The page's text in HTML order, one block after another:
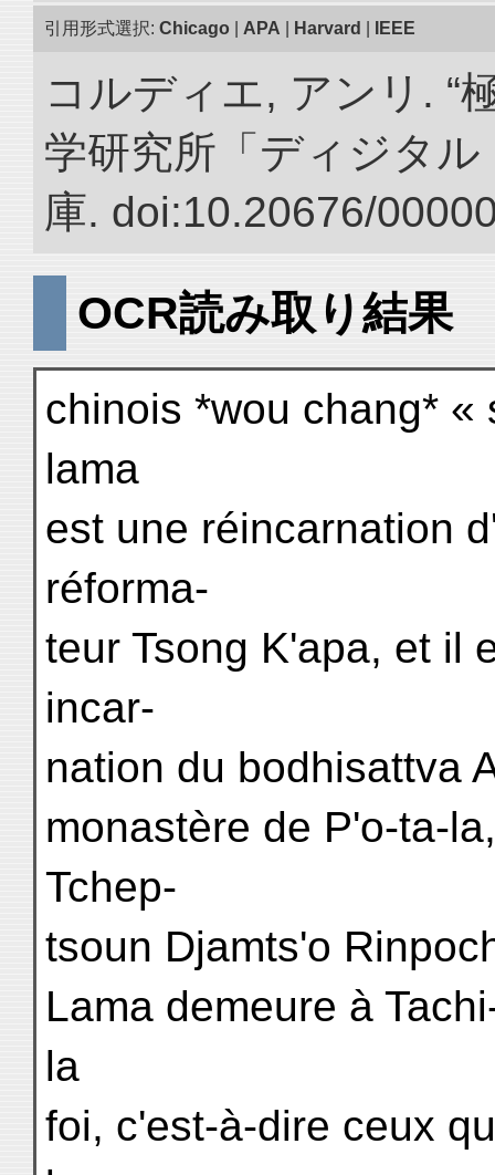
引用形式選択: Chicago APA Harvard IEEE
コルディエ, アンリ. “
学研究所「ディジタ
庫. doi:10.20676/
OCR読み取り結果
chinois *wou chang*
lama
est une réincarnation
réforma-
teur Tsong K'apa, et il
incar-
nation du bodhisattva
monastère de P'o-ta-
Tchep-
tsoun Djamts'o
Lama demeure à
la
foi, c'est-à-dire ceux